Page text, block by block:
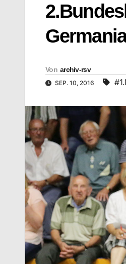
Von archiv-rsv
SEP. 10, 2016